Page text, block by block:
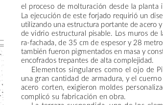
el proceso de molturación desde la planta
La ejecuciónde este forjado requirió un
utilizando unaestructura portante deaceroy
de vidrio estructural pisable. Los muros de
ra-fachada, de 35 cm de espesor y 28
tambiénfueron pigmentadosen masay
encofradostrepantes de altacomplejidad.
Elementos singulares como el ojo de
una gran cantidad de armadura, yel cuerno
acero corten, exigieron moldes
complicó su fabricación enobra.